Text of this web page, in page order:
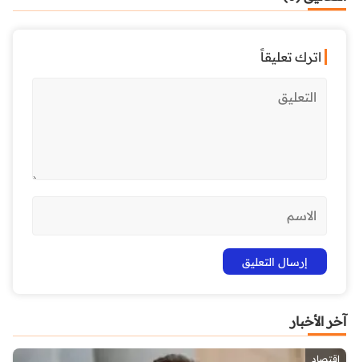
اترك تعليقاً
آخر الأخبار
اقتصاد